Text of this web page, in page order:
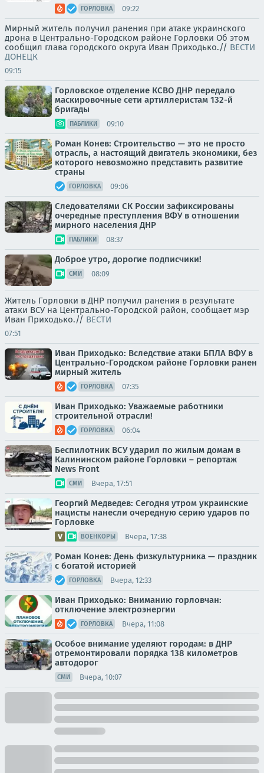
ГОРЛОВКА 09:22
Мирный житель получил ранения при атаке украинского
дрона в Центрально-Городском районе Горловки Об этом
сообщил глава городского округа Иван Приходько.// ВЕСТИ
ДОНЕЦК
09:15
Горловское отделение КСВО ДНР передало
маскировочные сети артиллеристам 132-й
бригады
ПАБЛИКИ 09:10
Роман Конев: Строительство — это не просто
отрасль, а настоящий двигатель экономики, без
которого невозможно представить развитие
страны
ГОРЛОВКА 09:06
Следователями СК России зафиксированы
очередные преступления ВФУ в отношении
мирного населения ДНР
ПАБЛИКИ 08:37
Доброе утро, дорогие подписчики!
СМИ 08:09
Житель Горловки в ДНР получил ранения в результате
атаки ВСУ на Центрально-Городской район, сообщает мэр
Иван Приходько.// ВЕСТИ
07:51
Иван Приходько: Вследствие атаки БПЛА ВФУ в
Центрально-Городском районе Горловки ранен
мирный житель
ГОРЛОВКА 07:35
Иван Приходько: Уважаемые работники
строительной отрасли!
ГОРЛОВКА 06:04
Беспилотник ВСУ ударил по жилым домам в
Калининском районе Горловки – репортаж
News Front
СМИ Вчера, 17:51
Георгий Медведев: Сегодня утром украинские
нацисты нанесли очередную серию ударов по
Горловке
ВОЕНКОРЫ Вчера, 17:38
Роман Конев: День физкультурника — праздник
с богатой историей
ГОРЛОВКА Вчера, 12:33
Иван Приходько: Вниманию горловчан:
отключение электроэнергии
ГОРЛОВКА Вчера, 11:08
Особое внимание уделяют городам: в ДНР
отремонтировали порядка 138 километров
автодорог
СМИ Вчера, 10:07